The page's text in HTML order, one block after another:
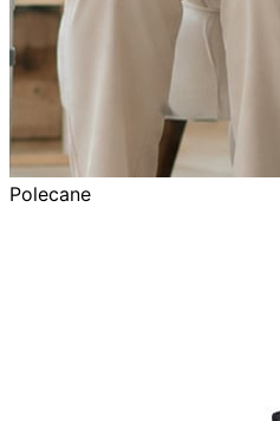
Polecane